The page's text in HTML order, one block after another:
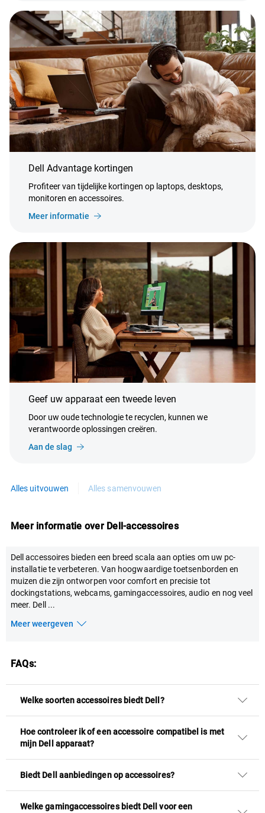
Dell Advantage kortingen
Profiteer van tijdelijke kortingen op laptops, desktops,
monitoren en accessoires.
Meer informatie
Geef uw apparaat een tweede leven
Door uw oude technologie te recyclen, kunnen we
verantwoorde oplossingen creëren.
Aan de slag
Alles uitvouwen Alles samenvouwen
Meer informatie over Dell-accessoires
Dell accessoires bieden een breed scala aan opties om uw pc-
installatie te verbeteren. Van hoogwaardige toetsenborden en
muizen die zijn ontworpen voor comfort en precisie tot
dockingstations, webcams, gamingaccessoires, audio en nog veel
meer. Dell ...
Meer weergeven
FAQs:
Welke soorten accessoires biedt Dell?
Hoe controleer ik of een accessoire compatibel is met
mijn Dell apparaat?
Biedt Dell aanbiedingen op accessoires?
Welke gamingaccessoires biedt Dell voor een